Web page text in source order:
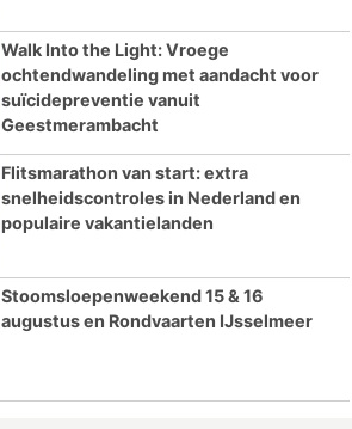
Walk Into the Light: Vroege
ochtendwandeling met aandacht voor
suïcidepreventie vanuit
Geestmerambacht
Flitsmarathon van start: extra
snelheidscontroles in Nederland en
populaire vakantielanden
Stoomsloepenweekend 15 & 16
augustus en Rondvaarten IJsselmeer